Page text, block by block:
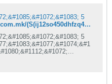
5
http://kanal5.com.mk/(S(ij12so450dhfzq45cbipnpnr))/default.aspx?egId=13&eventId=75419&mId=37
5